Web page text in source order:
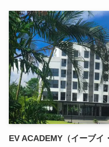
EV ACADEMY（イーブイ